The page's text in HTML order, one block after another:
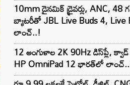
10mm డైనమిక్ డ్రైవర్లు, ANC, 48
బ్యాటరీతో JBL Live Buds 4, Live
లాంచ్..!
12 అంగుళాల 2K 90Hz డిస్‌ప్లే, క్వాడ్
HP OmniPad 12 భారత్‌లో